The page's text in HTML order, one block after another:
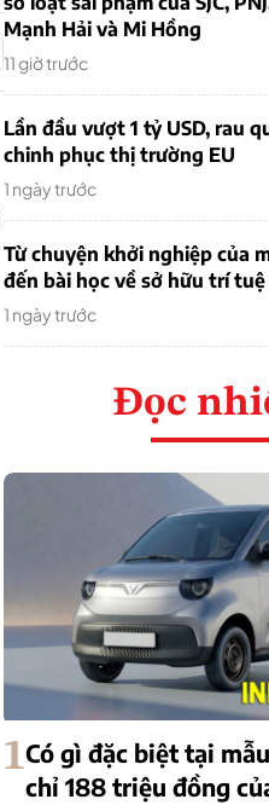
Mạnh Hải và Mi Hồng
11 giờ trước
Lần đầu vượt 1 tỷ USD, rau
chinh phục thị trường EU
1 ngày trước
Từ chuyện khởi nghiệp của
đến bài học về sở hữu trí tuệ
1 ngày trước
Đọc
1Có gì đặc biệt tại
chỉ 188 triệu đồng